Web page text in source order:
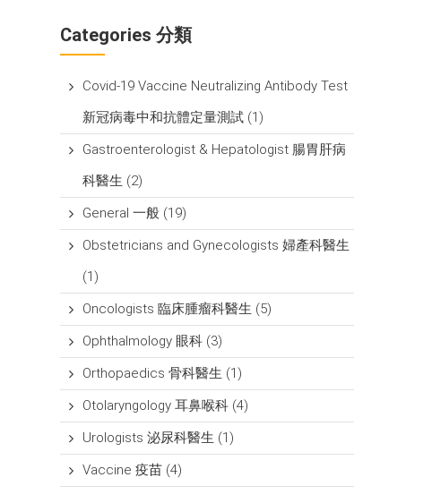
Categories 分類
Covid-19 Vaccine Neutralizing Antibody Test
新冠病毒中和抗體定量測試 (1)
Gastroenterologist & Hepatologist 腸胃肝病
科醫生 (2)
General 一般 (19)
Obstetricians and Gynecologists 婦產科醫生
(1)
Oncologists 臨床腫瘤科醫生 (5)
Ophthalmology 眼科 (3)
Orthopaedics 骨科醫生 (1)
Otolaryngology 耳鼻喉科 (4)
Urologists 泌尿科醫生 (1)
Vaccine 疫苗 (4)